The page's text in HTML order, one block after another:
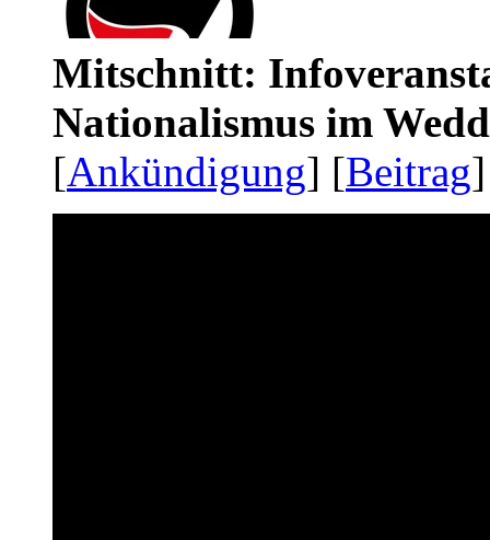
Mitschnitt:
Nationalismus im
[Ankündigung] [Beitrag